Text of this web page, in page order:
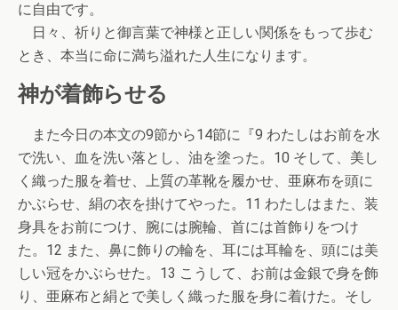
に自由です。
日々、祈りと御言葉で神様と正しい関係をもって歩む
とき、本当に命に満ち溢れた人生になります。
神が着飾らせる
また今日の本文の9節から14節に『9 わたしはお前を水
で洗い、血を洗い落とし、油を塗った。10 そして、美し
く織った服を着せ、上質の革靴を履かせ、亜麻布を頭に
かぶらせ、絹の衣を掛けてやった。11 わたしはまた、装
身具をお前につけ、腕には腕輪、首には首飾りをつけ
た。12 また、鼻に飾りの輪を、耳には耳輪を、頭には美
しい冠をかぶらせた。13 こうして、お前は金銀で身を飾
り、亜麻布と絹とで美しく織った服を身に着けた。そし